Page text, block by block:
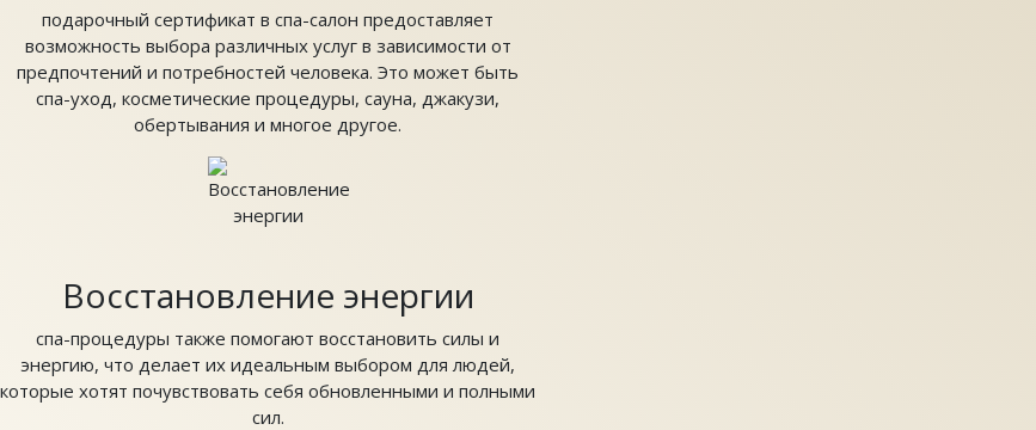
подарочный сертификат в спа-салон предоставляет
возможность выбора различных услуг в зависимости от
предпочтений и потребностей человека. Это может быть
спа-уход, косметические процедуры, сауна, джакузи,
обертывания и многое другое.
Восстановление энергии
спа-процедуры также помогают восстановить силы и
энергию, что делает их идеальным выбором для людей,
которые хотят почувствовать себя обновленными и полными
сил.